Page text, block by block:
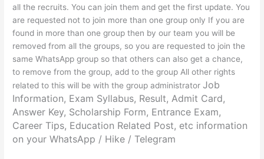
all the recruits. You can join them and get the first update. You
are requested not to join more than one group only If you are
found in more than one group then by our team you will be
removed from all the groups, so you are requested to join the
same WhatsApp group so that others can also get a chance,
to remove from the group, add to the group All other rights
related to this will be with the group administratorJob
Information, Exam Syllabus, Result, Admit Card,
Answer Key, Scholarship Form, Entrance Exam,
Career Tips, Education Related Post, etc information
on your WhatsApp / Hike / Telegram